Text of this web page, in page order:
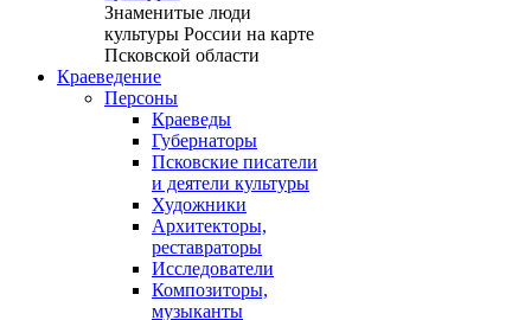
Знаменитые люди
культуры России на карте
Псковской области
Краеведение
Персоны
Краеведы
Губернаторы
Псковские писатели
и деятели культуры
Художники
Архитекторы,
реставраторы
Исследователи
Композиторы,
музыканты